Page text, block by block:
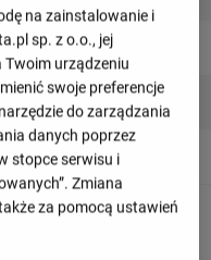
6
6 3
6
na zainstalowanie i
sp. z o.o., jej
Twoim urządzeniu
swoje preferencje
do zarządzania
danych poprzez
stopce serwisu i
Zmiana
za pomocą ustawień